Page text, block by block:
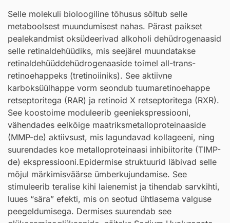
Selle molekuli bioloogiline tõhusus sõltub selle
metaboolsest muundumisest nahas. Pärast paikset
pealekandmist oksüdeerivad alkoholi dehüdrogenaasid
selle retinaldehüüdiks, mis seejärel muundatakse
retinaldehüüddehüdrogenaaside toimel all-trans-
retinoehappeks (tretinoiiniks). See aktiivne
karboksüülhappe vorm seondub tuumaretinoehappe
retseptoritega (RAR) ja retinoid X retseptoritega (RXR).
See koostoime moduleerib geeniekspressiooni,
vähendades eelkõige maatriksmetalloproteinaaside
(MMP-de) aktiivsust, mis lagundavad kollageeni, ning
suurendades koe metalloproteinaasi inhibiitorite (TIMP-
de) ekspressiooni.Epidermise struktuurid läbivad selle
mõjul märkimisväärse ümberkujundamise. See
stimuleerib teralise kihi laienemist ja tihendab sarvkihti,
luues “sära” efekti, mis on seotud ühtlasema valguse
peegeldumisega. Dermises suurendab see